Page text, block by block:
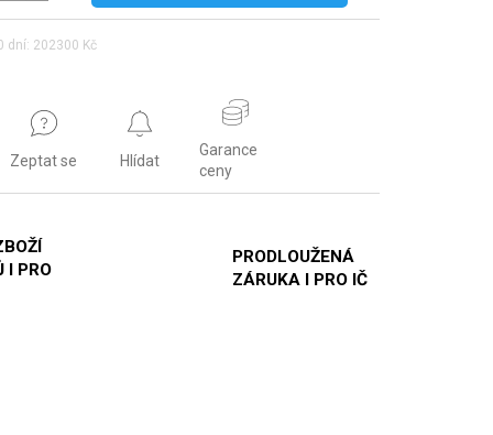
dní: 202300 Kč
Zeptat se Hlídat
Garance
ceny
I PRO
PRODLOUŽENÁ
ZÁRUKA I PRO IČ